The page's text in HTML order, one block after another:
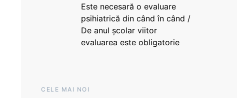
Este necesară o evaluare
psihiatrică din când în când /
De anul școlar viitor
evaluarea este obligatorie
CELE MAI NOI